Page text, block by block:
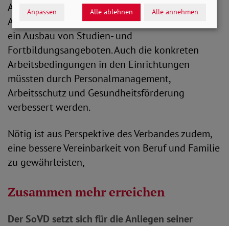
Ansätze dafür sind aus Sicht des SoVD bessere
Arbeitszeitmodelle und Aufstiegschancen sowie
ein Ausbau von Studien- und
Fortbildungsangeboten. Auch die konkreten
Arbeitsbedingungen in den Einrichtungen
müssten durch Personalmanagement,
Arbeitsschutz und Gesundheitsförderung
verbessert werden.
Nötig ist aus Perspektive des Verbandes zudem,
eine bessere Vereinbarkeit von Beruf und Familie
zu gewährleisten,
Zusammen mehr erreichen
Der SoVD setzt sich für die Anliegen seiner
Anpassen Alle ablehnen Alle annehmen